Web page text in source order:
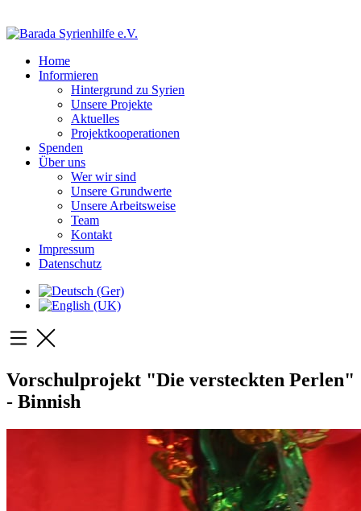
Home
Informieren
Hintergrund zu Syrien
Unsere Projekte
Aktuelles
Projektkooperationen
Spenden
Über uns
Wer wir sind
Unsere Grundwerte
Unsere Arbeitsweise
Team
Kontakt
Impressum
Datenschutz
Vorschulprojekt "Die versteckten Perlen"
- Binnish